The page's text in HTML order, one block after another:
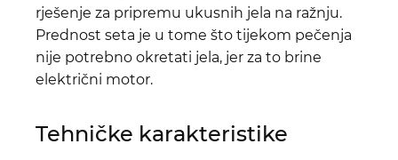
rješenje za pripremu ukusnih jela na ražnju.
Prednost seta je u tome što tijekom pečenja
nije potrebno okretati jela, jer za to brine
električni motor.
Tehničke karakteristike